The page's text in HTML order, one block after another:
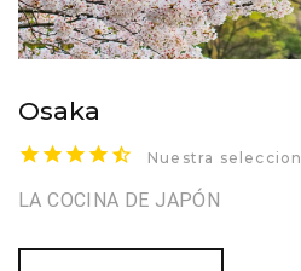
Osaka
Nuestra seleccion
LA COCINA DE JAPÓN